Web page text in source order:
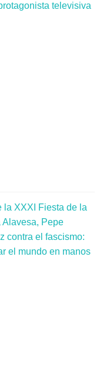
televisiva
la XXXI Fiesta de la
Pepe
contra el fascismo:
el mundo en manos